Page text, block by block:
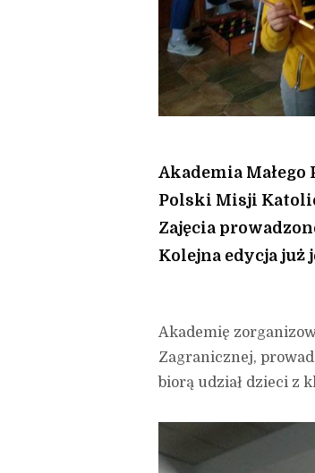
Akademia Małego
Polski Misji
Zajęcia
Kolejna edycja już
Akademię
Zagranicznej,
biorą udział dzieci z